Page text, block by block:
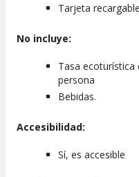
Tarjeta
No incluye:
Tasa ecoturística
persona
Bebidas.
Accesibilidad:
Sí, es accesible